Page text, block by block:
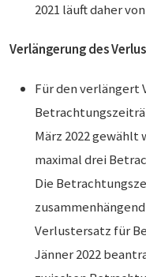
2021 läuft daher
Verlängerung des
Für den verlängert
März 2022 gewählt
maximal drei
Die
Verlustersatz für
Jänner 2022